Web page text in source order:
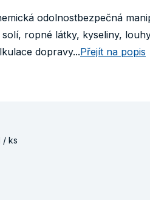
odolnostbezpečná
ropné látky, kyseliny,
dopravy...Přejít na popis
/ ks